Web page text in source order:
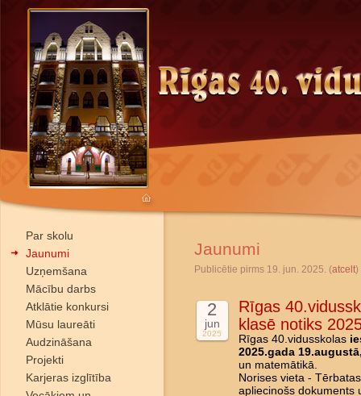
Par skolu
Jaunumi
Uzņemšana
Mācību darbs
Atklātie konkursi
Mūsu laureāti
Audzināšana
Projekti
Karjeras izglītība
Jaunumi
Publicētie pirms 19. jun. 2025. (atcelt)
2
jun
2025
Rīgas
klasē notiks
Rīgas 40.vidusskolas
2025.gada
un matemātikā.
Norises vieta -
apliecinošs dokuments